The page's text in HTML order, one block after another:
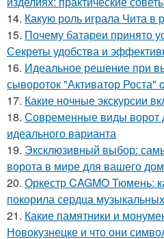
14. Какую роль играла Чита в
15. Почему батареи принято
Секреты удобства и
16. Идеальное решение при
сывороток "Активатор Роста"
17. Какие ночные экскурсии
18. Современные виды ворот
идеального варианта
19. Эксклюзивный выбор:
ворота в мире для вашего
20. Оркестр CAGMO Тюмень:
покорила сердца
21. Какие памятники и
Новокузнецке и что они